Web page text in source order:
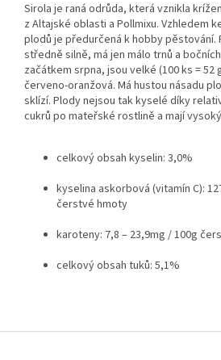
Sirola je raná odrůda, která vznikla
z Altajské oblasti a Pollmixu. Vzhledem
plodů je předurčená k hobby pěstování.
středně silně, má jen málo trnů a
začátkem srpna, jsou velké (100 ks = 52
červeno-oranžová. Má hustou násadu
sklízí. Plody nejsou tak kyselé díky
cukrů po mateřské rostlině a mají
celkový obsah kyselin: 3,0%
kyselina askorbová (vitamín C):
čerstvé hmoty
karoteny: 7,8 – 23,9mg / 100g
celkový obsah tuků: 5,1%
F